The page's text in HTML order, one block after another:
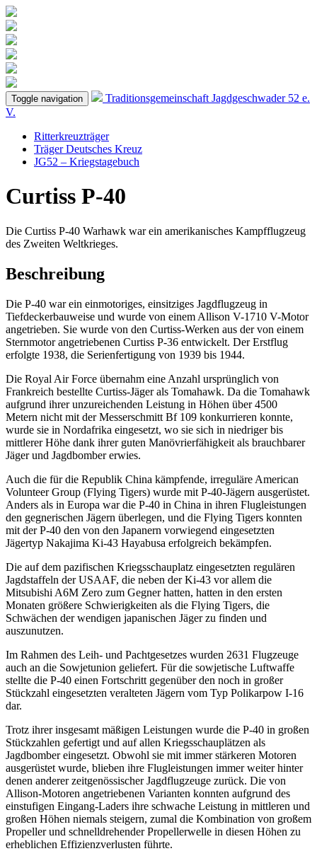
Toggle navigation Traditionsgemeinschaft Jagdgeschwader 52 e.
V.
Ritterkreuzträger
Träger Deutsches Kreuz
JG52 – Kriegstagebuch
Curtiss P-40
Die Curtiss P-40 Warhawk war ein amerikanisches Kampfflugzeug
des Zweiten Weltkrieges.
Beschreibung
Die P-40 war ein einmotoriges, einsitziges Jagdflugzeug in
Tiefdeckerbauweise und wurde von einem Allison V-1710 V-Motor
angetrieben. Sie wurde von den Curtiss-Werken aus der von einem
Sternmotor angetriebenen Curtiss P-36 entwickelt. Der Erstflug
erfolgte 1938, die Serienfertigung von 1939 bis 1944.
Die Royal Air Force übernahm eine Anzahl ursprünglich von
Frankreich bestellte Curtiss-Jäger als Tomahawk. Da die Tomahawk
aufgrund ihrer unzureichenden Leistung in Höhen über 4500
Metern nicht mit der Messerschmitt Bf 109 konkurrieren konnte,
wurde sie in Nordafrika eingesetzt, wo sie sich in niedriger bis
mittlerer Höhe dank ihrer guten Manövrierfähigkeit als brauchbarer
Jäger und Jagdbomber erwies.
Auch die für die Republik China kämpfende, irreguläre American
Volunteer Group (Flying Tigers) wurde mit P-40-Jägern ausgerüstet.
Anders als in Europa war die P-40 in China in ihren Flugleistungen
den gegnerischen Jägern überlegen, und die Flying Tigers konnten
mit der P-40 den von den Japanern vorwiegend eingesetzten
Jägertyp Nakajima Ki-43 Hayabusa erfolgreich bekämpfen.
Die auf dem pazifischen Kriegsschauplatz eingesetzten regulären
Jagdstaffeln der USAAF, die neben der Ki-43 vor allem die
Mitsubishi A6M Zero zum Gegner hatten, hatten in den ersten
Monaten größere Schwierigkeiten als die Flying Tigers, die
Schwächen der wendigen japanischen Jäger zu finden und
auszunutzen.
Im Rahmen des Leih- und Pachtgesetzes wurden 2631 Flugzeuge
auch an die Sowjetunion geliefert. Für die sowjetische Luftwaffe
stellte die P-40 einen Fortschritt gegenüber den noch in großer
Stückzahl eingesetzten veralteten Jägern vom Typ Polikarpow I-16
dar.
Trotz ihrer insgesamt mäßigen Leistungen wurde die P-40 in großen
Stückzahlen gefertigt und auf allen Kriegsschauplätzen als
Jagdbomber eingesetzt. Obwohl sie mit immer stärkeren Motoren
ausgerüstet wurde, blieben ihre Flugleistungen immer weiter hinter
denen anderer zeitgenössischer Jagdflugzeuge zurück. Die von
Allison-Motoren angetriebenen Varianten konnten aufgrund des
einstufigen Eingang-Laders ihre schwache Leistung in mittleren und
großen Höhen niemals steigern, zumal die Kombination von großem
Propeller und schnelldrehender Propellerwelle in diesen Höhen zu
erheblichen Effizienzverlusten führte.